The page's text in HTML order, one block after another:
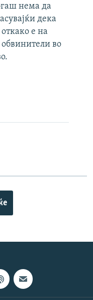
нема да
дека
е на
обвинители во